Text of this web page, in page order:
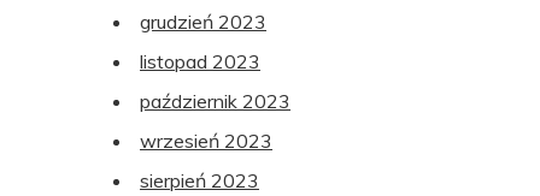
grudzień 2023
listopad 2023
październik 2023
wrzesień 2023
sierpień 2023